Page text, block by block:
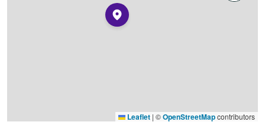
Leaflet | ©OpenStreetMapcontributors